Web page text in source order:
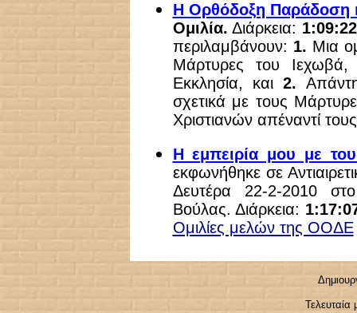
Η Ορθόδοξη Παράδοση
Ομιλία. Διάρκεια:
περιλαμβάνουν: 1. Μια
Μάρτυρες του
Εκκλησία, και 2.
σχετικά με τους
Χριστιανών απέναντί
Η εμπειρία μου με
εκφωνήθηκε σε
Δευτέρα 22-2-2010
Βούλας. Διάρκεια:
Ομιλίες μελών της ΟΟΔΕ
Τελευταία